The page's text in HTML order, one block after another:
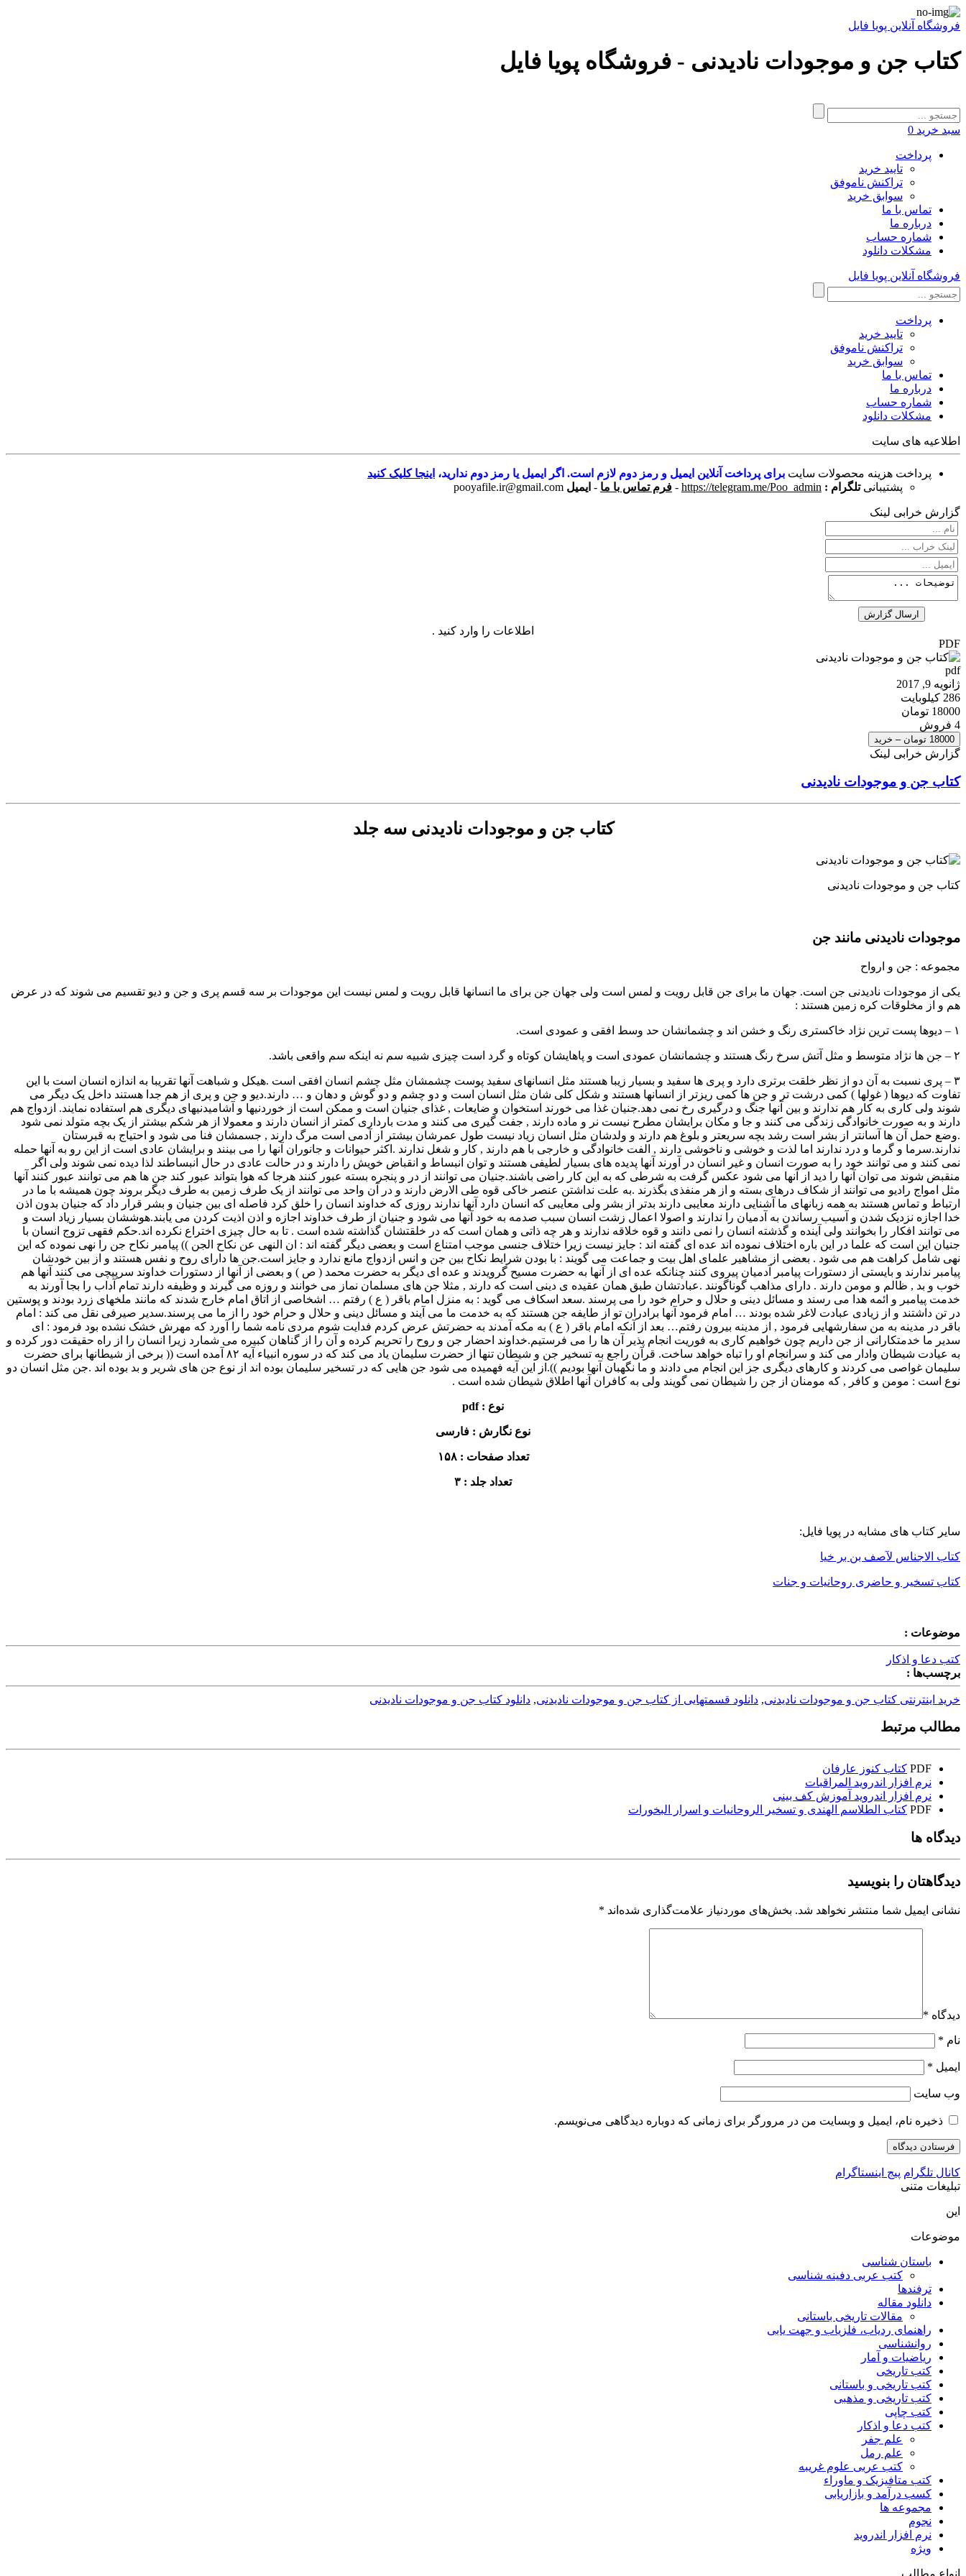
فروشگاه آنلاین پویا فایل
کتاب جن و موجودات نادیدنی - فروشگاه پویا فایل
سبد خرید 0
پرداخت
تایید خرید
تراکنش ناموفق
سوابق خرید
تماس با ما
درباره ما
شماره حساب
مشکلات دانلود
فروشگاه آنلاین پویا فایل
پرداخت
تایید خرید
تراکنش ناموفق
سوابق خرید
تماس با ما
درباره ما
شماره حساب
مشکلات دانلود
اطلاعیه های سایت
پرداخت هزینه محصولات سایت برای پرداخت آنلاین ایمیل و رمز دوم لازم است. اگر ایمیل یا رمز دوم ندارید، اینجا کلیک کنید
پشتیبانی تلگرام : https://telegram.me/Poo_admin
- فرم تماس با ما - ایمیل pooyafile.ir@gmail.com
گزارش خرابی لینک
اطلاعات را وارد کنید .
PDF
pdf
ژانویه 9, 2017
286 کیلوبایت
18000 تومان
4 فروش
18000 تومان – خرید
گزارش خرابی لینک
کتاب جن و موجودات نادیدنی
کتاب جن و موجودات نادیدنی سه جلد
کتاب جن و موجودات نادیدنی
موجودات نادیدنی مانند جن
مجموعه : جن و ارواح
یکی از موجودات نادیدنی جن است. جهان ما برای جن قابل رویت و لمس است ولی جهان جن برای ما انسانها قابل رویت و لمس نیست این موجودات بر سه قسم پری و جن و دیو تقسیم می شوند که در عرض
هم و از مخلوقات کره زمین هستند :
۱ – دیوها پست ترین نژاد خاکستری رنگ و خشن اند و چشمانشان حد وسط افقی و عمودی است.
۲ – جن ها نژاد متوسط و مثل آتش سرخ رنگ هستند و چشمانشان عمودی است و پاهایشان کوتاه و گرد است چیزی شبیه سم نه اینکه سم واقعی باشد.
۳ – پری نسبت به آن دو از نظر خلقت برتری دارد و پری ها سفید و بسیار زیبا هستند مثل انسانهای سفید پوست چشمشان مثل چشم انسان افقی است .هیکل و شباهت آنها تقریبا به اندازه انسان است با این
تفاوت که دیوها ( غولها ) کمی درشت تر و جن ها کمی ریزتر از انسانها هستند و شکل کلی شان مثل انسان است و دو چشم و دو گوش و دهان و … دارند.دیو و جن و پری از هم جدا هستند داخل یک دیگر می
شوند ولی کاری به کار هم ندارند و بین آنها جنگ و درگیری رخ نمی دهد.جنیان غذا می خورند استخوان و ضایعات , غذای جنیان است و ممکن است از خوردنیها و آشامیدنیهای دیگری هم استفاده نمایند. ازدواج هم
دارند و به صورت خانوادگی زندگی می کنند و جا و مکان برایشان مطرح نیست نر و ماده دارند , جفت گیری می کنند و مدت بارداری کمتر از انسان دارند و معمولا از هر شکم بیشتر از یک بچه متولد نمی شود
.وضع حمل آن ها آسانتر از بشر است رشد بچه سریعتر و بلوغ هم دارند و ولدشان مثل انسان زیاد نیست طول عمرشان بیشتر از آدمی است مرگ دارند , جسمشان فنا می شود و احتیاج به قبرستان
ندارند.سرما و گرما و درد ندارند اما لذت و خوشی و ناخوشی دارند , الفت خانوادگی و خارجی با هم دارند , کار و شغل ندارند .اکثر حیوانات و جانوران آنها را می بینند و برایشان عادی است از این رو به آنها حمله
نمی کنند و می توانند خود را به صورت انسان و غیر انسان در آورند آنها پدیده های بسیار لطیفی هستند و توان انبساط و انقباض خویش را دارند و در حالت عادی در حال انبساطند لذا دیده نمی شوند ولی اگر
منقبض شوند می توان آنها را دید از آنها می شود عکس گرفت به شرطی که به این کار راضی باشند.جنیان می توانند از در و پنجره بسته عبور کنند هرجا که هوا بتواند عبور کند جن ها هم می توانند عبور کنند آنها
مثل امواج رادیو می توانند از شکاف درهای بسته و از هر منفذی بگذرند .به علت نداشتن عنصر خاکی قوه طی الارض دارند و در آن واحد می توانند از یک طرف زمین به طرف دیگر بروند چون همیشه با ما در
ارتباط و تماس هستند به همه زبانهای ما آشنایی دارند معایبی دارند بدتر از بشر ولی معایبی که انسان دارد آنها ندارند روزی که خداوند انسان را خلق کرد فاصله ای بین جنیان و بشر قرار داد که جنیان بدون اذن
خدا اجازه نزدیک شدن و آسیب رساندن به آدمیان را ندارند و اصولا اعمال زشت انسان سبب صدمه به خود آنها می شود و جنیان از طرف خداوند اجازه و اذن اذیت کردن می یابند.هوششان بسیار زیاد است و
می توانند افکار را بخوانند ولی آینده و گذشته انسان را نمی دانند و قوه خلاقه ندارند و هر چه ذاتی و همان است که در خلقتشان گذاشته شده است . تا به حال چیزی اختراع نکرده اند.حکم فقهی تزوج انسان با
جنیان این است که علما در این باره اختلاف نموده اند عده ای گفته اند : جایز نیست زیرا ختلاف جنسی موجب امتناع است و بعضی دیگر گفته اند : ان النهی عن نکاح الجن )) پیامبر نکاح جن را نهی نموده که این
نهی شامل کراهت هم می شود . بعضی از مشاهیر علمای اهل بیت و جماعت می گویند : با بودن شرایط نکاح بین جن و انس ازدواج مانع ندارد و جایز است.جن ها دارای روح و نفس هستند و از بین خودشان
پیامبر ندارند و بایستی از دستورات پیامبر آدمیان پیروی کنند چنانکه عده ای از آنها به حضرت مسیح گرویدند و عده ای دیگر به حضرت محمد ( ص ) و بعضی از آنها از دستورات خداوند سرپیچی می کنند آنها هم
خوب و بد , ظالم و مومن دارند . دارای مذاهب گوناگونند .عبادتشان طبق همان عقیده ی دینی است که دارند , مثلا جن های مسلمان نماز می خوانند و روزه می گیرند و وظیفه دارند تمام آداب را بجا آورند به
خدمت پیامبر و ائمه هدا می رسند و مسائل دینی و حلال و حرام خود را می پرسند .سعد اسکاف می گوید : به منزل امام باقر ( ع ) رفتم … اشخاصی از اتاق امام خارج شدند که مانند ملخهای زرد بودند و پوستین
در تن داشتند و از زیادی عبادت لاغر شده بودند … امام فرمود آنها برادران تو از طایفه جن هستند که به خدمت ما می آیند و مسائل دینی و حلال و حرام خود را از ما می پرسند.سدیر صیرفی نقل می کند : امام
باقر در مدینه به من سفارشهایی فرمود , از مدینه بیرون رفتم… بعد از آنکه امام باقر ( ع ) به مکه آمدند به حضرتش عرض کردم فدایت شوم مردی نامه شما را آورد که مهرش خشک نشده بود فرمود : ای
سدیر ما خدمتکارانی از جن داریم چون خواهیم کاری به فوریت انجام پذیر آن ها را می فرستیم.خداوند احضار جن و روح را تحریم کرده و آن را از گناهان کبیره می شمارد زیرا انسان را از راه حقیقت دور کرده و
به عیادت شیطان وادار می کند و سرانجام او را تباه خواهد ساخت. قرآن راجع به تسخیر جن و شیطان تنها از حضرت سلیمان یاد می کند که در سوره انبیاء آیه ۸۲ آمده است (( برخی از شیطانها برای حضرت
سلیمان غواصی می کردند و کارهای دیگری جز این انجام می دادند و ما نگهبان آنها بودیم )).از این آیه فهمیده می شود جن هایی که در تسخیر سلیمان بوده اند از نوع جن های شریر و بد بوده اند .جن مثل انسان دو
نوع است : مومن و کافر , که مومنان از جن را شیطان نمی گویند ولی به کافران آنها اطلاق شیطان شده است .
نوع : pdf
نوع نگارش : فارسی
تعداد صفحات : ۱۵۸
تعداد جلد : ۳
سایر کتاب های مشابه در پویا فایل:
کتاب الاجناس لآصف بن بر خیا
کتاب تسخیر و حاضری روحانیات و جنات
موضوعات :
کتب دعا و اذکار
برچسب‌ها :
خرید اینترنتی کتاب جن و موجودات نادیدنی, دانلود قسمتهایی از کتاب جن و موجودات نادیدنی, دانلود کتاب جن و موجودات نادیدنی
مطالب مرتبط
PDF کتاب کنوز عارفان
نرم افزار اندروید المراقبات
نرم افزار اندروید آموزش کف بینی
PDF کتاب الطلاسم الهندی و تسخیر الروحانیات و اسرار البخورات
دیدگاه ها
دیدگاهتان را بنویسید
نشانی ایمیل شما منتشر نخواهد شد. بخش‌های موردنیاز علامت‌گذاری شده‌اند *
دیدگاه *
نام *
ایمیل *
وب‌ سایت
ذخیره نام، ایمیل و وبسایت من در مرورگر برای زمانی که دوباره دیدگاهی می‌نویسم.
کانال تلگرام پیج اینستاگرام
تبلیغات متنی
این
موضوعات
باستان شناسی
کتب عربی دفینه شناسی
ترفندها
دانلود مقاله
مقالات تاریخی باستانی
راهنمای ردیاب، فلزیاب و جهت یابی
روانشناسی
ریاضیات و آمار
کتب تاریخی
کتب تاریخی و باستانی
کتب تاریخی و مذهبی
کتب چاپی
کتب دعا و اذکار
علم جفر
علم رمل
کتب عربی علوم غریبه
کتب متافیزیک و ماوراء
کسب درآمد و بازاریابی
مجموعه ها
نجوم
نرم افزار اندروید
ویژه
انواع مطالب